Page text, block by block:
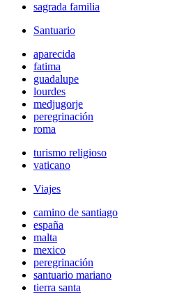
sagrada familia
Santuario
aparecida
fatima
guadalupe
lourdes
medjugorje
peregrinación
roma
turismo religioso
vaticano
Viajes
camino de santiago
españa
malta
mexico
peregrinación
santuario mariano
tierra santa